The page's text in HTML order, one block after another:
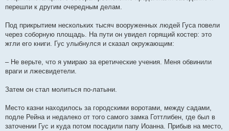
перешли к другим очередным делам.
Под прикрытием нескольких тысяч вооруженных людей Гуса повели
через соборную площадь. На пути он увидел горящий костер: это
жгли его книги. Гус улыбнулся и сказал окружающим:
– Не верьте, что я умираю за еретические учения. Меня обвинили
враги и лжесвидетели.
Затем он стал молиться по-латыни.
Место казни находилось за городскими воротами, между садами,
подле Рейна и недалеко от того самого замка Готтлибен, где был в
заточении Гус и куда потом посадили папу Иоанна. Прибыв на место,